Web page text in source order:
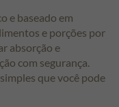
e baseado em
e porções por
absorção e
com segurança.
que você pode